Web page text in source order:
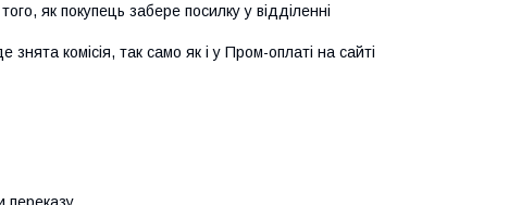
як покупець забере посилку у відділенні
комісія, так само як і у Пром-оплаті на сайті